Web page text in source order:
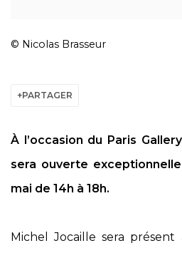
© Nicolas Brasseur
PARTAGER
À l’occasion du Paris
sera ouverte
mai de 14h à 18h.
Michel Jocaille sera